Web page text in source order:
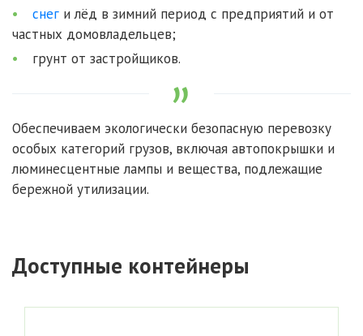
снег и лёд в зимний период с предприятий и от
частных домовладельцев;
грунт от застройщиков.
Обеспечиваем экологически безопасную перевозку
особых категорий грузов, включая автопокрышки и
люминесцентные лампы и вещества, подлежащие
бережной утилизации.
Доступные контейнеры